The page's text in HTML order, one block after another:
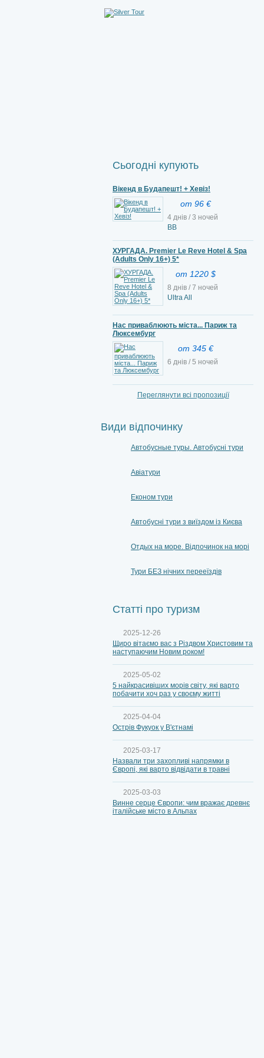
Сьогодні купують
Вікенд в Будапешт! + Хевіз!
от 96 €
4 днів / 3 ночей
ВВ
ХУРГАДА. Premier Le Reve Hotel & Spa
(Adults Only 16+) 5*
от 1220 $
8 днів / 7 ночей
Ultra All
Нас приваблюють міста... Париж та
Люксембург
от 345 €
6 днів / 5 ночей
Переглянути всі пропозиції
Види відпочинку
Автобусные туры. Автобусні тури
Авіатури
Економ тури
Автобусні тури з виїздом із Києва
Отдых на море. Відпочинок на морі
Тури БЕЗ нічних перееїздів
Статті про туризм
2025-12-26
Щиро вітаємо вас з Різдвом Христовим та
наступаючим Новим роком!
2025-05-02
5 найкрасивіших морів світу, які варто
побачити хоч раз у своєму житті
2025-04-04
Острів Фукуок у В'єтнамі
2025-03-17
Назвали три захопливі напрямки в
Європі, які варто відвідати в травні
2025-03-03
Винне серце Європи: чим вражає древнє
італійське місто в Альпах